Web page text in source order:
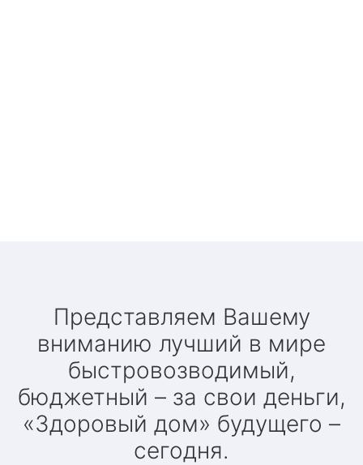
Представляем Вашему
вниманию лучший в мире
быстровозводимый,
бюджетный – за свои деньги,
«Здоровый дом» будущего –
сегодня.